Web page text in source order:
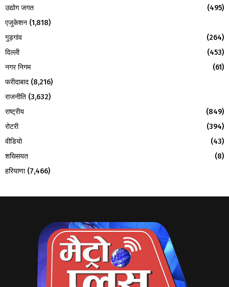
उद्योग जगत
(495)
एजुकेशन (1,818)
गुड़गांव
(264)
दिल्ली
(453)
नगर निगम
(61)
फरीदाबाद (8,216)
राजनीति (3,632)
राष्ट्रीय
(849)
रोटरी
(394)
वीडियो
(43)
शख्सियत
(8)
हरियाणा(7,466)